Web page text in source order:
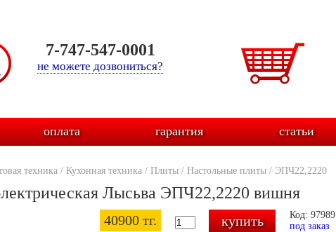
7-747-547-0001
не можете дозвониться?
оплата гарантия статьи
техника / Кухонная техника / Плиты / Настольные плиты / ЭПЧ22,2220
Лысьва ЭПЧ22,2220 вишня
40900 тг.
Код: 97989
под заказ